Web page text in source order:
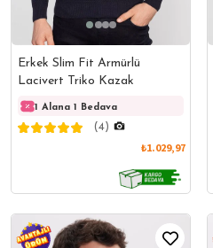
Erkek Slim Fit Armürlü
Lacivert Triko Kazak
1 Alana 1 Bedava
(4)
₺1.029,97